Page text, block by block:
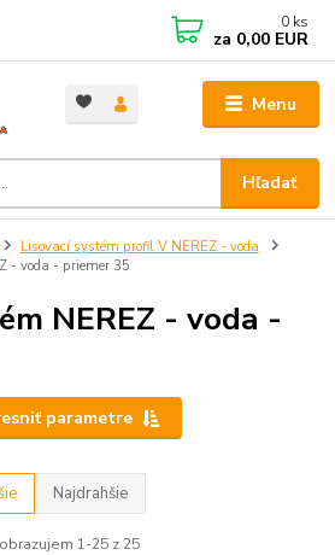
Menu
Hľadať
0 ks
za 0,00 EUR
Lisovací systém profil V NEREZ - voda
- voda - priemer 35
NEREZ - voda -
parametre
Najdrahšie
1-25 z 25